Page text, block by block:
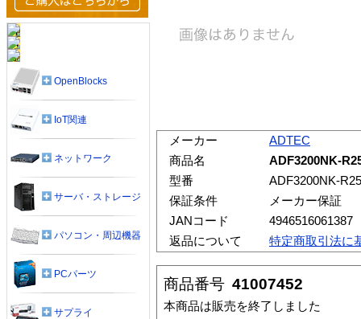
メーカー
ADTEC
商品名
ADF3200NK-
型番
ADF3200NK-
保証条件
メーカー保証
JANコード
4946516061387
返品について
特定商取引法に
商品番号 41007452
本商品は販売を終了しました
OpenBlocks
IoT関連
ネットワーク
サーバ・ストレージ
パソコン・周辺機器
PCパーツ
サプライ